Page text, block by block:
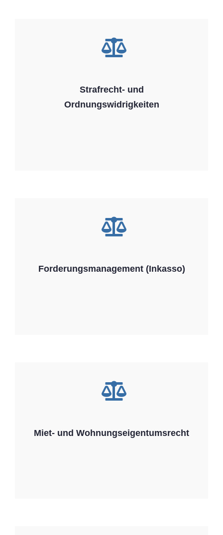
Strafrecht- und
Ordnungswidrigkeiten
Forderungsmanagement (Inkasso)
Miet- und Wohnungseigentumsrecht